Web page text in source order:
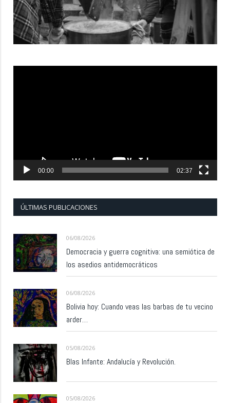
00:00 02:37
ÚLTIMAS PUBLICACIONES
06/08/2026
Democracia y guerra cognitiva: una semiótica de
los asedios antidemocráticos
06/08/2026
Bolivia hoy: Cuando veas las barbas de tu vecino
arder…
05/08/2026
Blas Infante: Andalucía y Revolución.
05/08/2026